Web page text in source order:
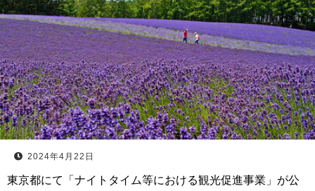
2024年4月22日
東京都にて「ナイトタイム等における観光促進事業」が公